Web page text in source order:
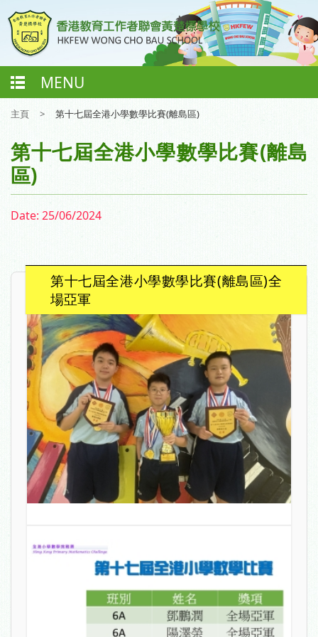
MENU
主頁 > 第十七屆全港小學數學比賽(離島區)
第十七屆全港小學數學比賽(離島
區)
Date: 25/06/2024
第十七屆全港小學數學比賽(離島區)全
場亞軍